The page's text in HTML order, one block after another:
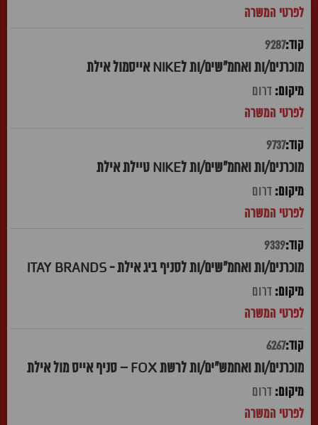
9287
מוכרנים/ות ואחמ"שים/ות לNIKE אייסמול אילת
דרום
9737
מוכרנים/ות ואחמ"שים/ות לNIKE טיילת אילת
דרום
9339
מוכרנים/ות ואחמ"שים/ות לסניף ביג אילת - ITAY BRANDS
דרום
6267
מוכרנים/ות ואחמש"ים/ות לרשת FOX – סניף אייס מול אילת
דרום